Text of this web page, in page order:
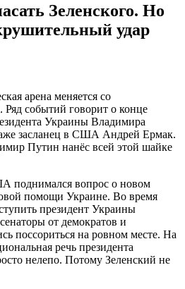
Зеленского. Но
удар
арена меняется со
Ряд событий говорит о конце
Украины Владимира
засланец в США Андрей Ермак.
Путин нанёс всей этой шайке
поднимался вопрос о новом
помощи Украине. Во время
президент Украины
от демократов и
поссориться на ровном месте. На
речь президента
нелепо. Потому Зеленский не